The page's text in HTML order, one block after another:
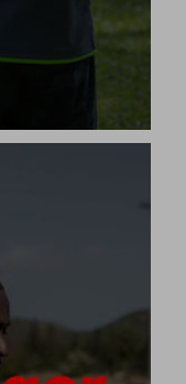
in Web- und
und Apple Store)
an elf
Sportdisziplinen.